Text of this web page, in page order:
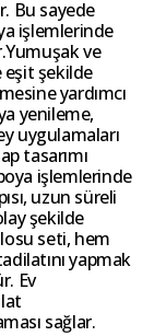
Bu sayede
işlemlerinde
ve
eşit şekilde
yardımcı
yenileme,
uygulamaları
tasarımı
işlemlerinde
uzun süreli
şekilde
seti, hem
yapmak
Ev
sağlar.